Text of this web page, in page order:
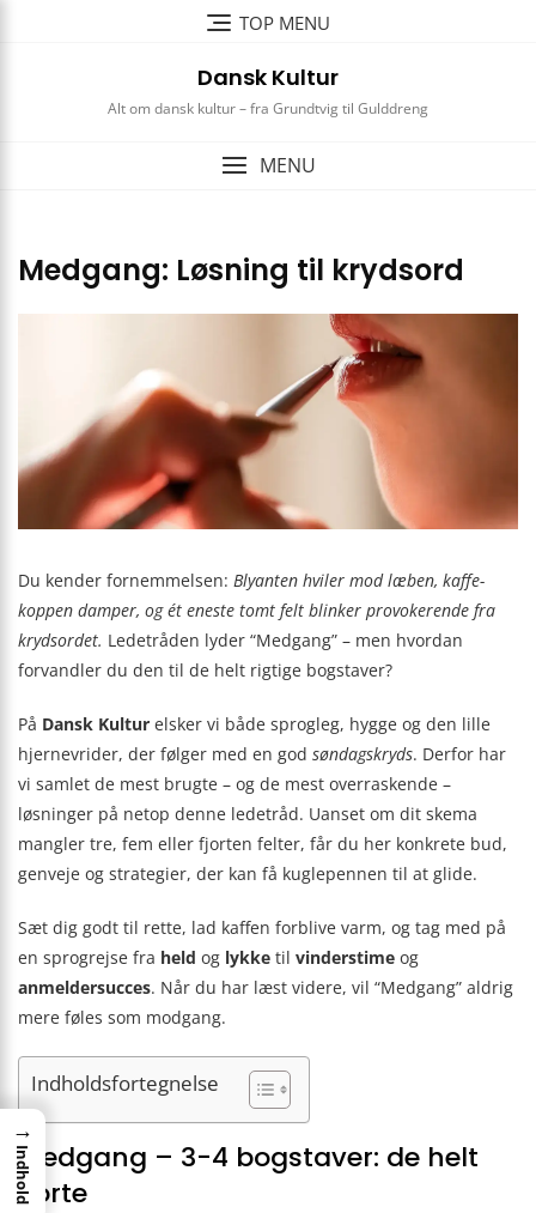
TOP MENU
Dansk Kultur
Alt om dansk kultur – fra Grundtvig til Gulddreng
MENU
Medgang: Løsning til krydsord
Du kender fornemmelsen: Blyanten hviler mod læben, kaffe­
koppen damper, og ét eneste tomt felt blinker provokerende fra
krydsordet. Ledetråden lyder “Medgang” – men hvordan
forvandler du den til de helt rigtige bogstaver?
På Dansk Kultur elsker vi både sprogleg, hygge og den lille
hjernevrider, der følger med en god søndagskryds. Derfor har
vi samlet de mest brugte – og de mest overraskende –
løsninger på netop denne ledetråd. Uanset om dit skema
mangler tre, fem eller fjorten felter, får du her konkrete bud,
genveje og strategier, der kan få kuglepennen til at glide.
Sæt dig godt til rette, lad kaffen forblive varm, og tag med på
en sprogrejse fra held og lykke til vinderstime og
anmeldersucces. Når du har læst videre, vil “Medgang” aldrig
mere føles som modgang.
Indholdsfortegnelse
Medgang – 3-4 bogstaver: de helt
korte
→
Indhold